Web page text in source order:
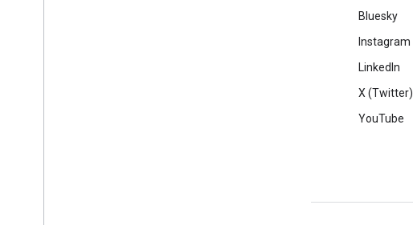
Bluesky
Instagram
LinkedIn
X (Twitter)
YouTube